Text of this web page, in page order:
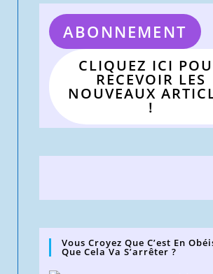
ABONNEMENT
CLIQUEZ ICI
RECEVOIR LES
NOUVEAUX
!
Vous Croyez Que C’est En
Que Cela Va S’arrêter ?